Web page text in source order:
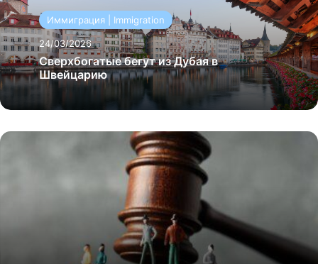
Иммиграция | Immigration
24/03/2026
Сверхбогатые бегут из Дубая в
Швейцарию